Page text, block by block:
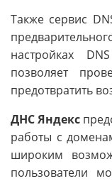
Также сервис
настройках
позволяет
предотвратить
ДНС Яндекс
работы с
широким
пользователи